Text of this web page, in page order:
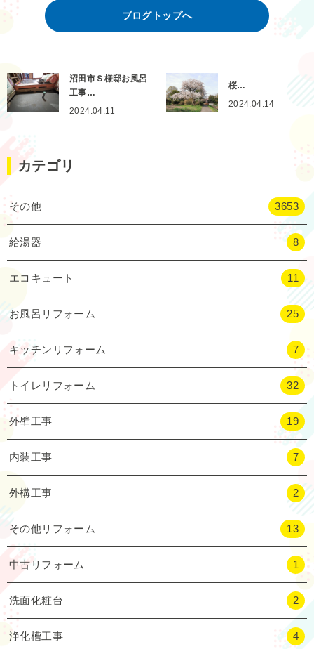
ブログトップへ
沼田市Ｓ様邸お風呂
工事…
2024.04.11
桜…
2024.04.14
カテゴリ
その他 3653
給湯器 8
エコキュート 11
お風呂リフォーム 25
キッチンリフォーム 7
トイレリフォーム 32
外壁工事 19
内装工事 7
外構工事 2
その他リフォーム 13
中古リフォーム 1
洗面化粧台 2
浄化槽工事 4